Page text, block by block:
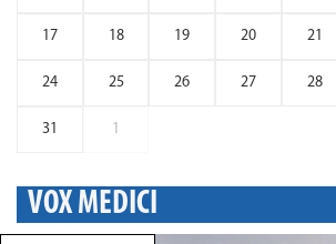
17 18 19 20 21
24 25 26 27 28
31 1
VOX MEDICI